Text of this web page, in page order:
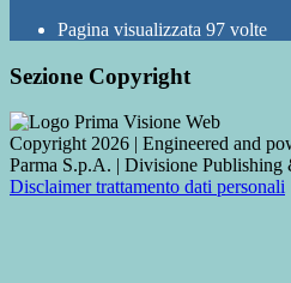
Pagina visualizzata 97 volte
Sezione Copyright
Copyright 2026 | Engineered and
Parma S.p.A. | Divisione
Disclaimer trattamento dati personali